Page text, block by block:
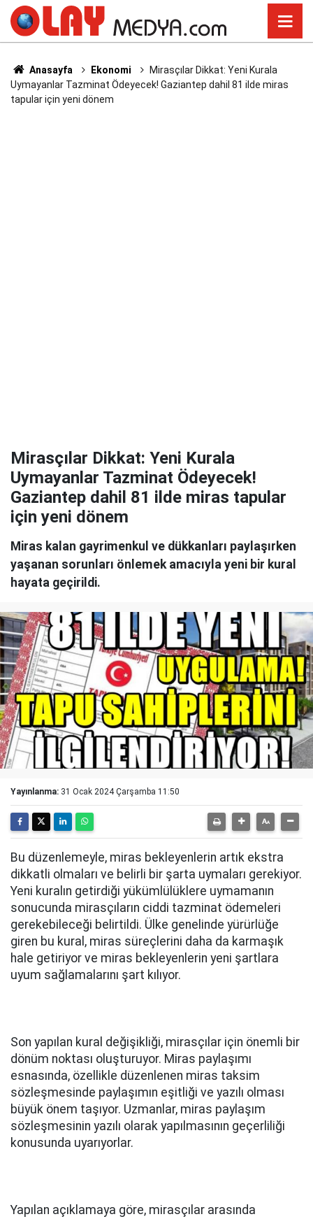
Anasayfa Ekonomi
Mirasçılar Dikkat: Yeni Kurala
Uymayanlar Tazminat Ödeyecek! Gaziantep dahil 81 ilde miras
tapular için yeni dönem
Mirasçılar Dikkat: Yeni Kurala
Uymayanlar Tazminat Ödeyecek!
Gaziantep dahil 81 ilde miras tapular
için yeni dönem
Miras kalan gayrimenkul ve dükkanları paylaşırken
yaşanan sorunları önlemek amacıyla yeni bir kural
hayata geçirildi.
Yayınlanma: 31 Ocak 2024 Çarşamba 11:50
Bu düzenlemeyle, miras bekleyenlerin artık ekstra
dikkatli olmaları ve belirli bir şarta uymaları gerekiyor.
Yeni kuralın getirdiği yükümlülüklere uymamanın
sonucunda mirasçıların ciddi tazminat ödemeleri
gerekebileceği belirtildi. Ülke genelinde yürürlüğe
giren bu kural, miras süreçlerini daha da karmaşık
hale getiriyor ve miras bekleyenlerin yeni şartlara
uyum sağlamalarını şart kılıyor.
Son yapılan kural değişikliği, mirasçılar için önemli bir
dönüm noktası oluşturuyor. Miras paylaşımı
esnasında, özellikle düzenlenen miras taksim
sözleşmesinde paylaşımın eşitliği ve yazılı olması
büyük önem taşıyor. Uzmanlar, miras paylaşım
sözleşmesinin yazılı olarak yapılmasının geçerliliği
konusunda uyarıyorlar.
Yapılan açıklamaya göre, mirasçılar arasında